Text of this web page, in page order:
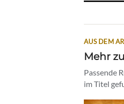
AUS DEM
Mehr
Passende
im Titel